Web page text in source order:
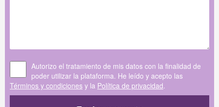
Autorizo el tratamiento de mis datos con la finalidad de
poder utilizar la plataforma. He leído y acepto las
Términos y condiciones y la Política de privacidad.